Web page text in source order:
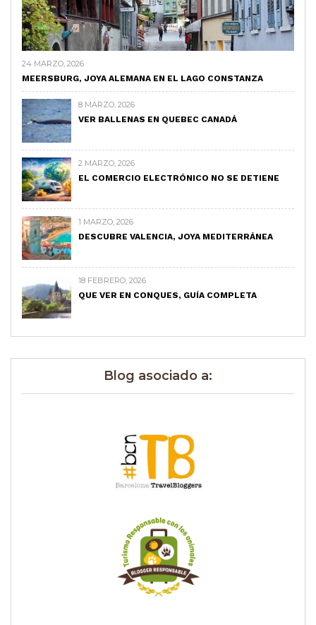
24 MARZO, 2026
MEERSBURG, JOYA ALEMANA EN EL LAGO CONSTANZA
8 MARZO, 2026
VER BALLENAS EN QUEBEC CANADÁ
2 MARZO, 2026
EL COMERCIO ELECTRÓNICO NO SE DETIENE
1 MARZO, 2026
DESCUBRE VALENCIA, JOYA MEDITERRÁNEA
18 FEBRERO, 2026
QUE VER EN CONQUES, GUÍA COMPLETA
Blog asociado a: